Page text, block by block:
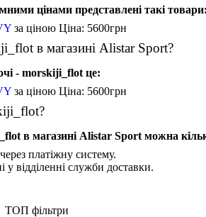
цінами представлені такі товари:
за ціною Ціна: 5600грн
в магазині Alistar Sport?
- morskiji_flot це:
за ціною Ціна: 5600грн
в магазині Alistar Sport можна
платіжну систему.
відділенні служби доставки.
ТОП фільтри